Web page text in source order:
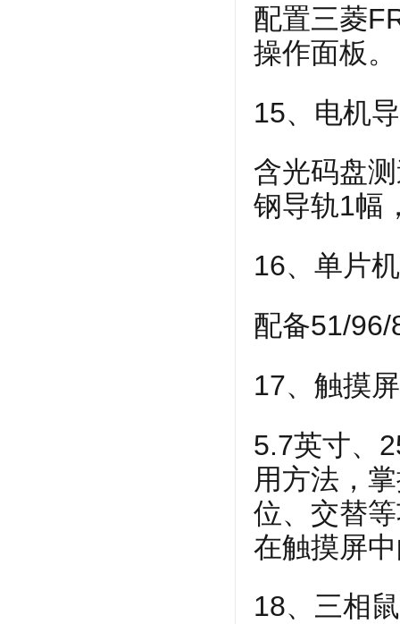
配置三菱
操作面板。
15、电机
含光码盘
钢导轨1幅
16、单片
配备51/
17、触摸
5.7英寸、
用方法，
位、交替
在触摸屏
18、三相